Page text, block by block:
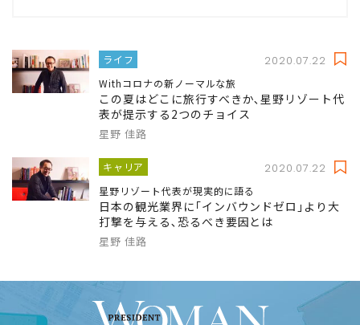
ライフ 2020.07.22
Withコロナの新ノーマルな旅
この夏はどこに旅行すべきか､星野リゾート代
表が提示する2つのチョイス
星野 佳路
キャリア 2020.07.22
星野リゾート代表が現実的に語る
日本の観光業界に｢インバウンドゼロ｣より大
打撃を与える､恐るべき要因とは
星野 佳路